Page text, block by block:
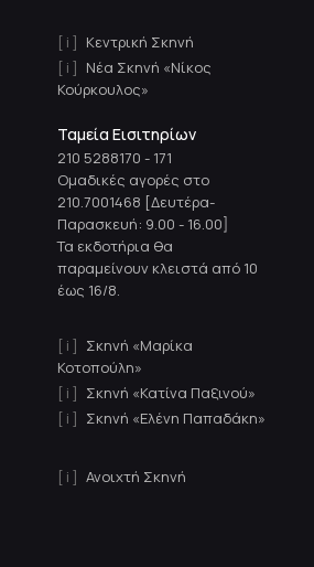
Κεντρική Σκηνή
Νέα Σκηνή «Νίκος
Κούρκουλος»
Ταμεία Εισιτηρίων
210 5288170 - 171
Ομαδικές αγορές στο
210.7001468 [Δευτέρα-
Παρασκευή: 9.00 - 16.00]
Τα εκδοτήρια θα
παραμείνουν κλειστά από 10
έως 16/8.
Σκηνή «Μαρίκα
Κοτοπούλη»
Σκηνή «Κατίνα Παξινού»
Σκηνή «Ελένη Παπαδάκη»
Ανοιχτή Σκηνή